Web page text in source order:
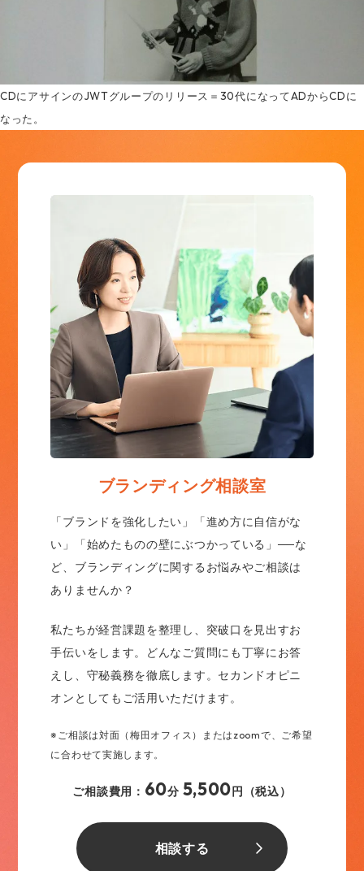
CDにアサインのJWTグループのリリース＝30代になってADからCDに
なった。
ブランディング相談室
「ブランドを強化したい」「進め方に自信がな
い」「始めたものの壁にぶつかっている」──な
ど、ブランディングに関するお悩みやご相談は
ありませんか？
私たちが経営課題を整理し、突破口を見出すお
手伝いをします。どんなご質問にも丁寧にお答
えし、守秘義務を徹底します。セカンドオピニ
オンとしてもご活用いただけます。
※ご相談は対面（梅田オフィス）またはzoomで、ご希望
に合わせて実施します。
ご相談費用： 60分 5,500円（税込）
相談する